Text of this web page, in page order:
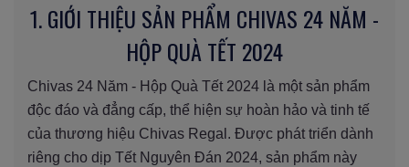
1. GIỚI THIỆU SẢN PHẨM CHIVAS 24 NĂM -
HỘP QUÀ TẾT 2024
Chivas 24 Năm - Hộp Quà Tết 2024 là một sản phẩm
độc đáo và đẳng cấp, thể hiện sự hoàn hảo và tinh tế
của thương hiệu Chivas Regal. Được phát triển dành
riêng cho dịp Tết Nguyên Đán 2024, sản phẩm này